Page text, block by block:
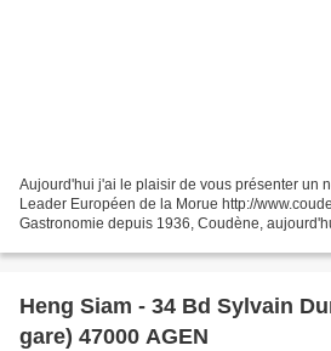
Aujourd'hui j'ai le plaisir de vous présenter un
Leader Européen de la Morue http://
Gastronomie depuis 1936, Coudène,
Heng Siam - 34 Bd Sylvain
gare) 47000 AGEN